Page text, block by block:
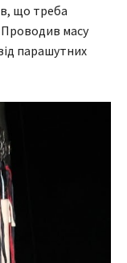
що треба
Проводив масу
парашутних